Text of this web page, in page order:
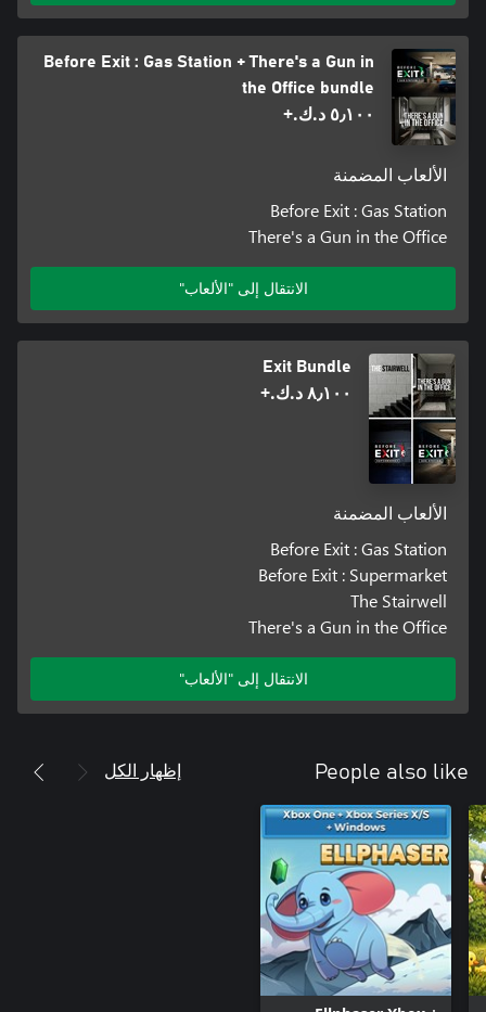
Before Exit : Gas Station + There's a Gun in
the Office bundle
٥٫١٠٠ د.ك.‏+
الألعاب المضمنة
Before Exit : Gas Station
There's a Gun in the Office
الانتقال إلى "الألعاب"
Exit Bundle
٨٫١٠٠ د.ك.‏+
الألعاب المضمنة
Before Exit : Gas Station
Before Exit : Supermarket
The Stairwell
There's a Gun in the Office
الانتقال إلى "الألعاب"
People also like إظهار الكل